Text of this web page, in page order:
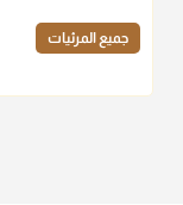
جميع المرئيات